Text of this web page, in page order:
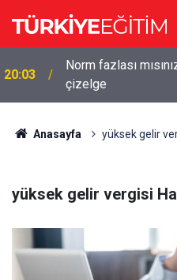
20:03
Norm fazlası
çizelge
Anasayfa yüksek gelir
yüksek gelir vergisi